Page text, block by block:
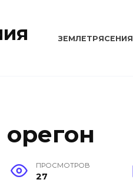
ЗЕМЛЕТРЯСЕНИЯ
ПРОСМОТРОВ
27